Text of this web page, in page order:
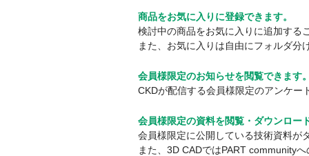
商品をお気に入りに登録できます。
検討中の商品をお気に入りに追加する
また、お気に入りは自由にフォルダ
会員様限定のお知らせを閲覧できます
CKDが配信する会員様限定のアンケー
会員様限定の資料を閲覧・ダウンロー
会員様限定に公開している技術資料が
また、3D CADではPART community